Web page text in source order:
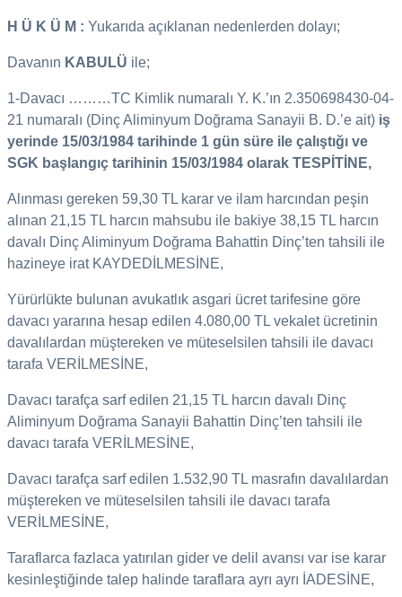
H Ü K Ü M : Yukarıda açıklanan nedenlerden dolayı;
Davanın KABULÜ ile;
1-Davacı ………TC Kimlik numaralı Y. K.’ın 2.350698430-04-
21 numaralı (Dinç Aliminyum Doğrama Sanayii B. D.’e ait) iş
yerinde 15/03/1984 tarihinde 1 gün süre ile çalıştığı ve
SGK başlangıç tarihinin 15/03/1984 olarak TESPİTİNE,
Alınması gereken 59,30 TL karar ve ilam harcından peşin
alınan 21,15 TL harcın mahsubu ile bakiye 38,15 TL harcın
davalı Dinç Aliminyum Doğrama Bahattin Dinç’ten tahsili ile
hazineye irat KAYDEDİLMESİNE,
Yürürlükte bulunan avukatlık asgari ücret tarifesine göre
davacı yararına hesap edilen 4.080,00 TL vekalet ücretinin
davalılardan müştereken ve müteselsilen tahsili ile davacı
tarafa VERİLMESİNE,
Davacı tarafça sarf edilen 21,15 TL harcın davalı Dinç
Aliminyum Doğrama Sanayii Bahattin Dinç’ten tahsili ile
davacı tarafa VERİLMESİNE,
Davacı tarafça sarf edilen 1.532,90 TL masrafın davalılardan
müştereken ve müteselsilen tahsili ile davacı tarafa
VERİLMESİNE,
Taraflarca fazlaca yatırılan gider ve delil avansı var ise karar
kesinleştiğinde talep halinde taraflara ayrı ayrı İADESİNE,